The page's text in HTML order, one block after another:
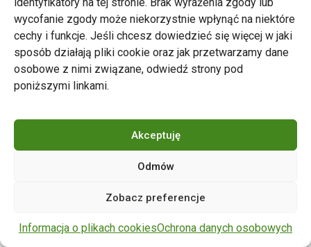
wycofanie zgody może niekorzystnie wpłynąć na niektóre
cechy i funkcje. Jeśli chcesz dowiedzieć się więcej w jaki
sposób działają pliki cookie oraz jak przetwarzamy dane
osobowe z nimi związane, odwiedź strony pod
poniższymi linkami.
Akceptuję
Odmów
Zobacz preferencje
Informacja o plikach cookiesOchrona danych osobowych
Napisz do nas
tel. 61 646 33 44
ul. Matejki 59, 60-770 Poznań
zastrzeżone.